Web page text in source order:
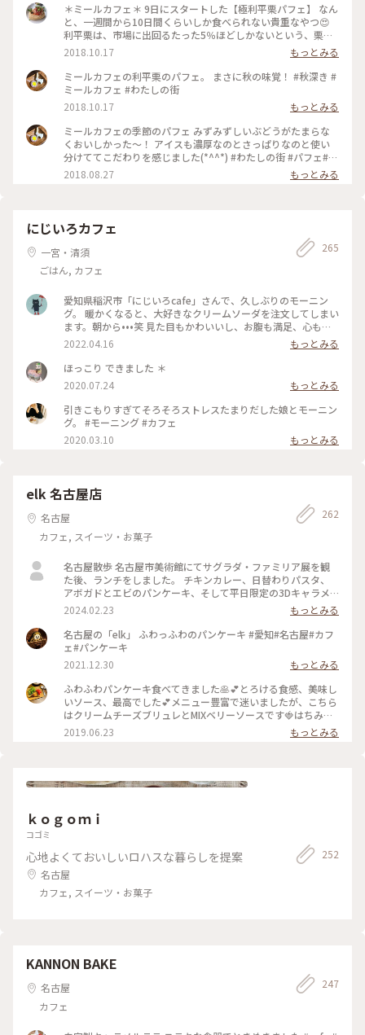
＊ミールカフェ＊ 9日にスタートした【極利平栗パフェ】 なん
と、一週間から10日間くらいしか食べられない貴重なやつ😍
利平栗は、市場に出回るたった5％ほどしかないという、栗の
王様👑幻の栗なのであります。 栗きんとんに負けない栗栗感🌰
ほっぺが落ちた😱💓 #秋深き#わたしの街#カフェ#ミールカフ
ェ#パフェ#利平栗#栗スイーツ#極利平栗パフェ#たまらん
2018.10.17
もっとみる
ミールカフェの利平栗のパフェ。 まさに秋の味覚！ #秋深き #
ミールカフェ #わたしの街
2018.10.17
もっとみる
ミールカフェの季節のパフェ みずみずしいぶどうがたまらな
くおいしかった〜！ アイスも濃厚なのとさっぱりなのと使い
分けててこだわりを感じました(*^^*) #わたしの街 #パフェ#カ
フェ
2018.08.27 もっとみる
にじいろカフェ
一宮・清須
ごはん, カフェ
265
愛知県稲沢市「にじいろcafe」さんで、久しぶりのモーニン
グ。 暖かくなると、大好きなクリームソーダを注文してしまい
ます。朝から•••笑 見た目もかわいいし、お腹も満足、心も満
たされました。 #カフェ #クリームソーダ #モーニング #Myこ
とりっぷ #ゴーラー隊
2022.04.16
もっとみる
ほっこり できました ＊
2020.07.24
もっとみる
引きこもりすぎてそろそろストレスたまりだした娘とモーニン
グ。 #モーニング #カフェ
2020.03.10
もっとみる
elk 名古屋店
名古屋
カフェ, スイーツ・お菓子
262
名古屋散歩 名古屋市美術館にてサグラダ・ファミリア展を観
た後、ランチをしました。 チキンカレー、日替わりパスタ、
アボガドとエビのパンケーキ、そして平日限定の3Dキャラメ
ルラテを注文。 スパイスが効いていて、しっかりとしたお味で
した。とても美味しかったです。 注文してから時間が必要な
3Dキャラメルラテはふわふわでとても可愛かったです。 #私の
ことりっぷ旅
2024.02.23
もっとみる
名古屋の「elk」 ふわっふわのパンケーキ #愛知#名古屋#カフ
ェ#パンケーキ
2021.12.30
もっとみる
ふわふわパンケーキ食べてきました🥞💕とろける食感、美味し
いソース、最高でした💕メニュー豊富で迷いましたが、こちら
はクリームチーズブリュレとMIXベリーソースです🍓はちみつ
も食べましたが、美味しかった😭季節のフルーツパンケーキ
は、メロンでした😋
2019.06.23 もっとみる
ｋｏｇｏｍｉ
コゴミ
心地よくておいしいロハスな暮らしを提案
名古屋
カフェ, スイーツ・お菓子
252
KANNON BAKE
名古屋
カフェ
247